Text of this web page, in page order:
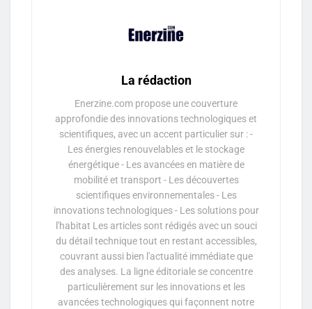
La rédaction
Enerzine.com propose une couverture
approfondie des innovations technologiques et
scientifiques, avec un accent particulier sur : -
Les énergies renouvelables et le stockage
énergétique - Les avancées en matière de
mobilité et transport - Les découvertes
scientifiques environnementales - Les
innovations technologiques - Les solutions pour
l'habitat Les articles sont rédigés avec un souci
du détail technique tout en restant accessibles,
couvrant aussi bien l'actualité immédiate que
des analyses. La ligne éditoriale se concentre
particulièrement sur les innovations et les
avancées technologiques qui façonnent notre